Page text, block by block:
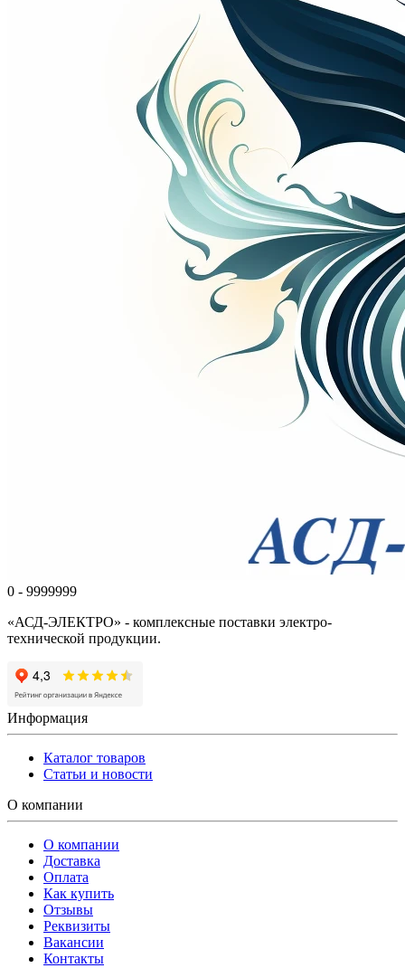
0 - 9999999
«АСД-ЭЛЕКТРО» - комплексные поставки электро-
технической продукции.
Информация
Каталог товаров
Статьи и новости
О компании
О компании
Доставка
Оплата
Как купить
Отзывы
Реквизиты
Вакансии
Контакты